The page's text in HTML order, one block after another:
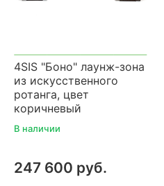
4SIS "Боно" лаунж-зона
из искусственного
ротанга, цвет
коричневый
В наличии
247 600 руб.